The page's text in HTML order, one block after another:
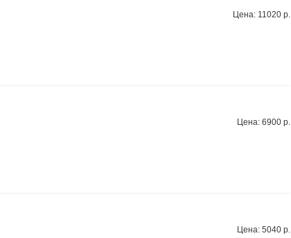
Цена: 11020 р.
Цена: 6900 р.
Цена: 5040 р.